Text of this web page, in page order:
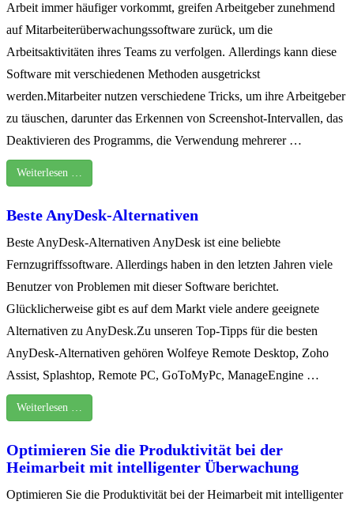
Arbeit immer häufiger vorkommt, greifen Arbeitgeber zunehmend
auf Mitarbeiterüberwachungssoftware zurück, um die
Arbeitsaktivitäten ihres Teams zu verfolgen. Allerdings kann diese
Software mit verschiedenen Methoden ausgetrickst
werden.Mitarbeiter nutzen verschiedene Tricks, um ihre Arbeitgeber
zu täuschen, darunter das Erkennen von Screenshot-Intervallen, das
Deaktivieren des Programms, die Verwendung mehrerer …
Weiterlesen …
Beste AnyDesk-Alternativen
Beste AnyDesk-Alternativen AnyDesk ist eine beliebte
Fernzugriffssoftware. Allerdings haben in den letzten Jahren viele
Benutzer von Problemen mit dieser Software berichtet.
Glücklicherweise gibt es auf dem Markt viele andere geeignete
Alternativen zu AnyDesk.Zu unseren Top-Tipps für die besten
AnyDesk-Alternativen gehören Wolfeye Remote Desktop, Zoho
Assist, Splashtop, Remote PC, GoToMyPc, ManageEngine …
Weiterlesen …
Optimieren Sie die Produktivität bei der
Heimarbeit mit intelligenter Überwachung
Optimieren Sie die Produktivität bei der Heimarbeit mit intelligenter